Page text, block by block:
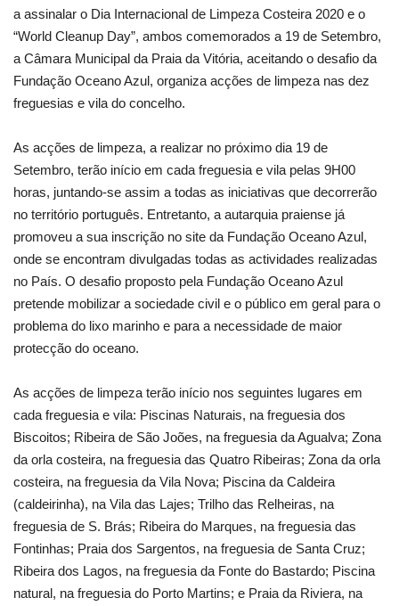
a assinalar o Dia Internacional de Limpeza Costeira 2020 e o
“World Cleanup Day”, ambos comemorados a 19 de Setembro,
a Câmara Municipal da Praia da Vitória, aceitando o desafio da
Fundação Oceano Azul, organiza acções de limpeza nas dez
freguesias e vila do concelho.
As acções de limpeza, a realizar no próximo dia 19 de
Setembro, terão início em cada freguesia e vila pelas 9H00
horas, juntando-se assim a todas as iniciativas que decorrerão
no território português. Entretanto, a autarquia praiense já
promoveu a sua inscrição no site da Fundação Oceano Azul,
onde se encontram divulgadas todas as actividades realizadas
no País. O desafio proposto pela Fundação Oceano Azul
pretende mobilizar a sociedade civil e o público em geral para o
problema do lixo marinho e para a necessidade de maior
protecção do oceano.
As acções de limpeza terão início nos seguintes lugares em
cada freguesia e vila: Piscinas Naturais, na freguesia dos
Biscoitos; Ribeira de São Joões, na freguesia da Agualva; Zona
da orla costeira, na freguesia das Quatro Ribeiras; Zona da orla
costeira, na freguesia da Vila Nova; Piscina da Caldeira
(caldeirinha), na Vila das Lajes; Trilho das Relheiras, na
freguesia de S. Brás; Ribeira do Marques, na freguesia das
Fontinhas; Praia dos Sargentos, na freguesia de Santa Cruz;
Ribeira dos Lagos, na freguesia da Fonte do Bastardo; Piscina
natural, na freguesia do Porto Martins; e Praia da Riviera, na